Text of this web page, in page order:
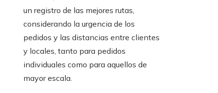
un registro de las mejores rutas,
considerando la urgencia de los
pedidos y las distancias entre clientes
y locales, tanto para pedidos
individuales como para aquellos de
mayor escala.